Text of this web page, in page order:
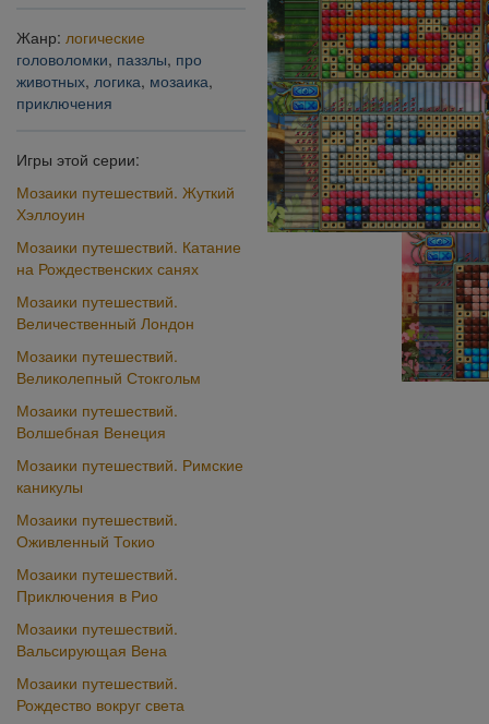
Жанр: логические
головоломки, паззлы, про
животных, логика, мозаика,
приключения
Игры этой серии:
Мозаики путешествий. Жуткий
Хэллоуин
Мозаики путешествий. Катание
на Рождественских санях
Мозаики путешествий.
Величественный Лондон
Мозаики путешествий.
Великолепный Стокгольм
Мозаики путешествий.
Волшебная Венеция
Мозаики путешествий. Римские
каникулы
Мозаики путешествий.
Оживленный Токио
Мозаики путешествий.
Приключения в Рио
Мозаики путешествий.
Вальсирующая Вена
Мозаики путешествий.
Рождество вокруг света